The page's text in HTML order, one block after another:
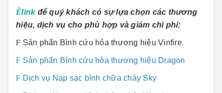
Êlink để quý khách có sự lựa chọn các thương
hiệu, dịch vụ cho phù hợp và giảm chi phí:
F Sản phẩn Bình cứu hỏa thương hiệu Vinfire.
F Sản phẩn Bình cứu hỏa thương hiệu Dragon
F Dịch vụ Nạp sạc bình chữa cháy Sky